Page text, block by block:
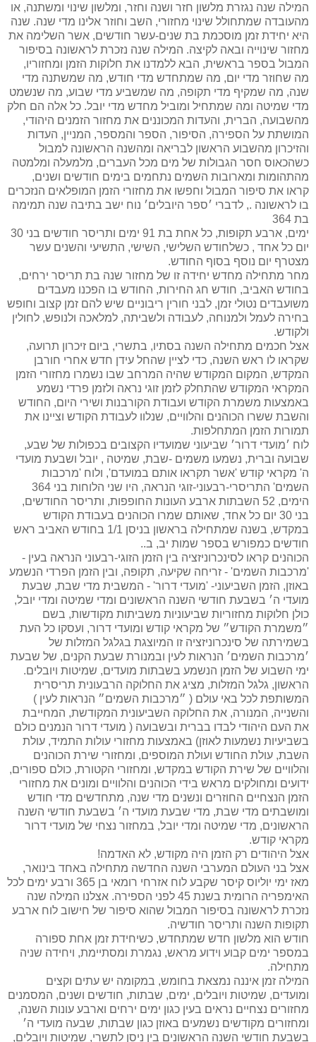
המילה שנה נגזרת מלשון חזר ושנה וחזר, ומלשון שינוי ומשתנה, או
מהעובדה שמתחולל שינוי מחזורי, השב וחוזר אלינו מדי שנה. שנה
היא יחידת זמן מוסכמת בת שנים-עשר חודשים, אשר השלימה את
מחזור שינוייה ובאה לקיצה. המילה שנה נזכרת לראשונה בסיפור
המבול בספר בראשית, הבא ללמדנו את חלוקות הזמן ומחזוריו,
מה שחוזר מדי יום, מה שמתחדש מדי חודש, מה שמשתנה מדי
שנה, מה שמקיף מדי תקופה, מה שמשביע מדי שבוע, מה שנשמט
מדי שמיטה ומה שמתחיל ומוביל מחדש מדי יובל. כל אלה הם חלק
מהשבועה, הברית, והעדות המכוננים את מחזור הזמנים היהודי,
המושתת על הספירה, הסיפור, הספר והמספר, המניין, העדות
והזיכרון מהשבוע הראשון לבריאה ומהשנה הראשונה למבול
כשהכאוס חסר הגבולות של מים מכל העברים, מלמעלה ומלמטה
מהתהומות ומארובות השמים נתחמים בימים חודשים ושנים,
קראו את סיפור המבול וחפשו את מחזורי הזמן המופלאים הנזכרים
בו לראשונה ., לדברי ׳ספר היובלים׳ נוח ישב בתיבה שנה תמימה
בת 364
ימים, ארבע תקופות, כל אחת בת 91 ימים ותריסר חודשים בני 30
יום כל אחד , כשלחודש השלישי, השישי, התשיעי והשנים עשר
מצטרף יום נוסף בסוף החודש.
מחר מתחילה מחדש יחידה זו של מחזור שנה בת תריסר ירחים,
בחודש האביב, חודש חג החירות, החודש בו הפכנו מעבדים
משועבדים נטולי זמן, לבני חורין ריבוניים שיש להם זמן קצוב וחופש
בחירה לעמל ולמנוחה, לעבודה ולשביתה, למלאכה ולנופש, לחולין
ולקודש.
אצל חכמים מתחילה השנה בסתיו, בתשרי, ביום זיכרון תרועה,
שקראו לו ראש השנה, כדי לציין שהחל עידן חדש אחרי חורבן
המקדש, המקום המקודש שהיה המרחב שבו נשמרו מחזורי הזמן
המקראי המקודש שהתחלק לזמן זוגי נראה ולזמן פרדי נשמע
באמצעות משמרת הקודש ועבודת הקורבנות ושירי היום, החודש
והשבת ששרו הכוהנים והלוויים, שנלוו לעבודת הקודש וציינו את
תמורות הזמן המתחלפות.
לוח ׳מועדי דרור׳ שביעוני שמועדיו הקצובים בכפולות של שבע,
שבועה וברית, נשמעו משמים -שבת, שמיטה , יובל ושבעת מועדי
ה' מקראי קודש 'אשר תקראו אותם במועדם', ולוח 'מרכבות
השמים' התריסרי-רבעוני-זוגי הנראה, היו שני הלוחות בני 364
הימים, 52 השבתות ארבע העונות החופפות, ותריסר החודשים,
בני 30 יום כל אחד, שאותם שמרו הכוהנים בעבודת הקודש
במקדש, בשנה שמתחילה בראשון בניסן 1/1 בחודש האביב ראש
חודשים כמפורש בספר שמות יב, ב..
הכוהנים קראו לסינכרוניזציה בין הזמן הזוגי-רבעוני הנראה בעין -
'מרכבות השמים' - זריחה שקיעה, תקופה, ובין הזמן הפרדי הנשמע
באוזן, הזמן השביעוני- 'מועדי דרור' - המשבית מדי שבת, שבעת
מועדי ה׳ בשבעת חודשי השנה הראשונים ומדי שמיטה ומדי יובל,
כולן חלוקות מחזוריות שביעוניות משביתות מקודשות, בשם
״משמרת הקודש״ של מקראי קודש ומועדי דרור, ועסקו כל העת
בשמירתה של סינכרוניזציה זו המיוצגת בגלגל המזלות של
׳מרכבות השמים׳ הנראות לעין ובמנורת שבעת הקנים, של שבעת
ימי השבוע של הזמן הנשמע בשבתות מועדים, שמיטות ויובלים.
הראשון, גלגל המזלות, מציג את החלוקה הרבעונית תריסרית
המשותפת לכל באי עולם ( ״מרכבות השמים״ הנראות לעין )
והשנייה, המנורה, את החלוקה השביעונית המקודשת, המחייבת
את העם היהודי לבדו בברית ובשבועה ( מועדי דרור הנמנים כולם
בשביעיות נשמעות לאוזן) באמצעות מחזורי עולות התמיד, עולת
השבת, עולת החודש ועולת המוספים, ומחזורי שירת הכוהנים
והלוויים של שירת הקודש במקדש, ומחזורי הקטורת, כולם ספורים,
ידועים ומחולקים מראש בידי הכוהנים והלוויים ומונים את מחזורי
הזמן הנצחיים החוזרים ונשנים מדי שנה, מתחדשים מדי חודש
ומושבתים מדי שבת, מדי שבעת מועדי ה׳ בשבעת חודשי השנה
הראשונים, מדי שמיטה ומדי יובל, במחזור נצחי של מועדי דרור
מקראי קודש.
אצל היהודים רק הזמן היה מקודש, לא האדמה!
אצל בני העולם המערבי השנה החדשה מתחילה באחד בינואר,
מאז ימי יוליוס קיסר שקבע לוח אזרחי רומאי בן 365 ורבע ימים לכל
האימפריה הרומית בשנת 45 לפני הספירה. אצלנו המילה שנה
נזכרת לראשונה בסיפור המבול שהוא סיפור של חישוב לוח ארבע
תקופות השנה ותריסר חודשיה.
חודש הוא מלשון חדש שמתחדש, כשיחידת זמן אחת ספורה
במספר ימים קבוע וידוע מראש, נגמרת ומסתיימת, ויחידה שניה
מתחילה.
המילה זמן איננה נמצאת בחומש, במקומה יש עתים וקצים
ומועדים, שמיטות ויובלים, ימים, שבתות, חודשים ושנים, המסמנים
מחזורים נצחיים נראים בעין כגון ימים ירחים וארבע עונות השנה,
ומחזורים מקודשים נשמעים באוזן כגון שבתות, שבעה מועדי ה׳
בשבעת חודשי השנה הראשונים בין ניסן לתשרי, שמיטות ויובלים,